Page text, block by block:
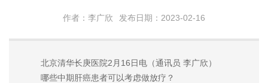
作者：李广欣 发布日期：2023-02-16
北京清华长庚医院2月16日电（通讯员 李广欣）
哪些中期肝癌患者可以考虑做放疗？